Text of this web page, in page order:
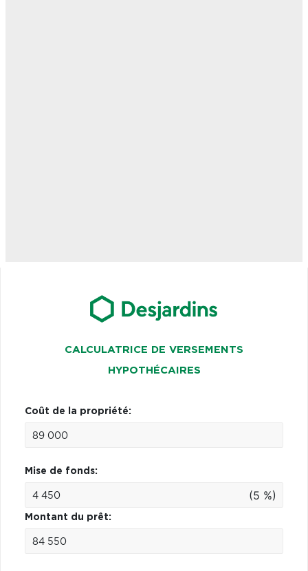
CALCULATRICE DE VERSEMENTS
HYPOTHÉCAIRES
Coût de la propriété:
Mise de fonds:
(5 %)
Montant du prêt: